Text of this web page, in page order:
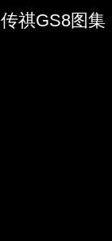
传祺GS8图集